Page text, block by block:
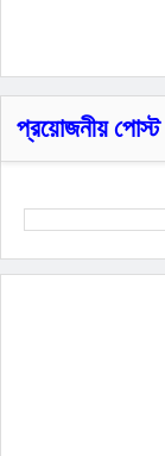
প্রয়োজনীয়